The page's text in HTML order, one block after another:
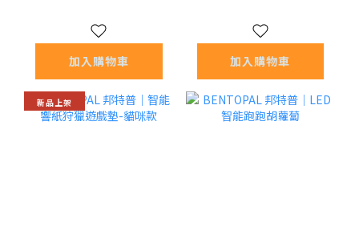
加入購物車 加入購物車
新品上架